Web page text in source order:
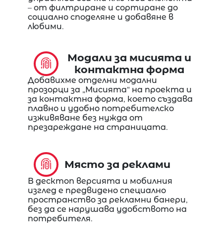
– от филтриране и сортиране до
социално споделяне и добавяне в
любими.
Модали за мисията и
контактна форма
Добавихме отделни модални
прозорци за „Мисията“ на проекта и
за контактна форма, което създава
плавно и удобно потребителско
изживяване без нужда от
презареждане на страницата.
Място за реклами
В десктоп версията и мобилния
изглед е предвидено специално
пространство за рекламни банери,
без да се нарушава удобството на
потребителя.